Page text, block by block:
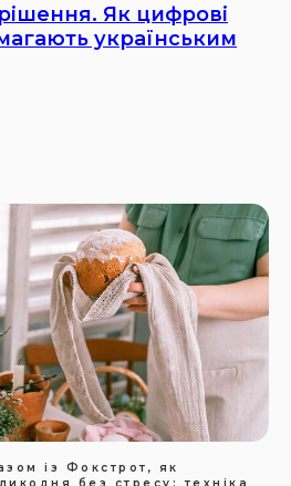
Як цифрові
українським
із Фокстрот, як